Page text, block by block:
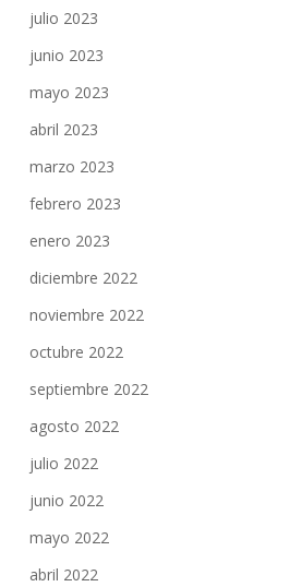
julio 2023
junio 2023
mayo 2023
abril 2023
marzo 2023
febrero 2023
enero 2023
diciembre 2022
noviembre 2022
octubre 2022
septiembre 2022
agosto 2022
julio 2022
junio 2022
mayo 2022
abril 2022